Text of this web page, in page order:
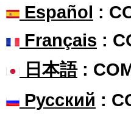
Español :
Français :
日本語:
Русский :